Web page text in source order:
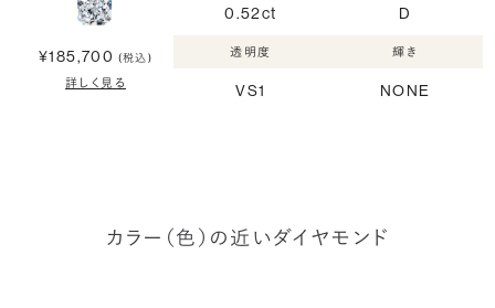
¥185,700 (税込)
詳しく見る
0.52ct D
透明度
VS1
輝き
NONE
カラー（色）の近いダイヤモンド